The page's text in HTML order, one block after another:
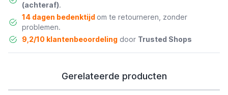
(achteraf).
14 dagen bedenktijd om te retourneren, zonder
problemen.
9,2/10 klantenbeoordelingdoor Trusted Shops
Gerelateerde producten